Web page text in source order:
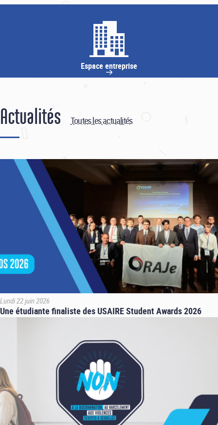
Espace entreprise
Actualités Toutes les actualités
Lundi 22 juin 2026
Une étudiante finaliste des USAIRE Student Awards 2026